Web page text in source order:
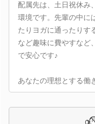
配属先は、土日祝休み
環境です。先輩の中に
たりヨガに通ったりす
など趣味に費やすなど
で安心です♪
あなたの理想とする働